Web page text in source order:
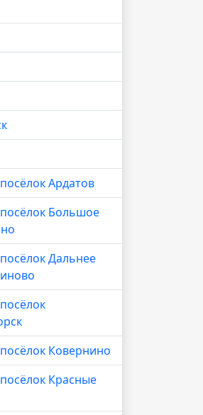
Ардатов
Большое
Дальнее
Ковернино
Красные